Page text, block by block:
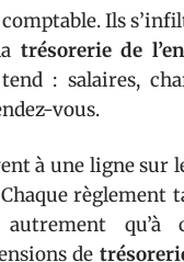
Ils
trésorerie de
: salaires,
vous.
à une ligne sur
règlement
qu’à
de